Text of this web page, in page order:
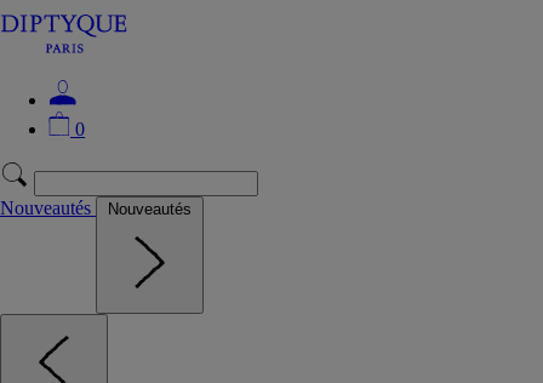
0
Nouveautés Nouveautés